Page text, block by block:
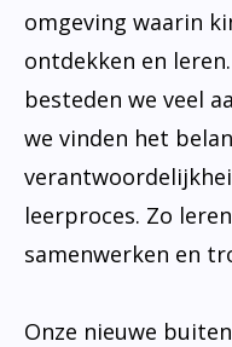
omgeving waarin
ontdekken en
besteden we veel
we vinden het
leerproces. Zo
samenwerken en
Onze nieuwe